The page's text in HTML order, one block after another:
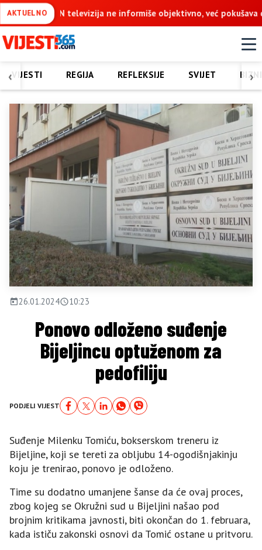
AKTUELNOobjektivno, već pokušava da ospori vodovod na Vučijaku
‹ ›
VIJESTI REGIJA REFLEKSIJE SVIJET
26.01.2024 10:23
Ponovo odloženo suđenje
Bijeljincu optuženom za
pedofiliju
PODJELI VIJEST
Suđenje Milenku Tomiću, bokserskom treneru iz
Bijeljine, koji se tereti za obljubu 14-ogodišnjakinju
koju je trenirao, ponovo je odloženo.
Time su dodatno umanjene šanse da će ovaj proces,
zbog kojeg se Okružni sud u Bijeljini našao pod
brojnim kritikama javnosti, biti okončan do 1. februara,
kada ističu zakonski osnovi da Tomić ostane u pritvoru.